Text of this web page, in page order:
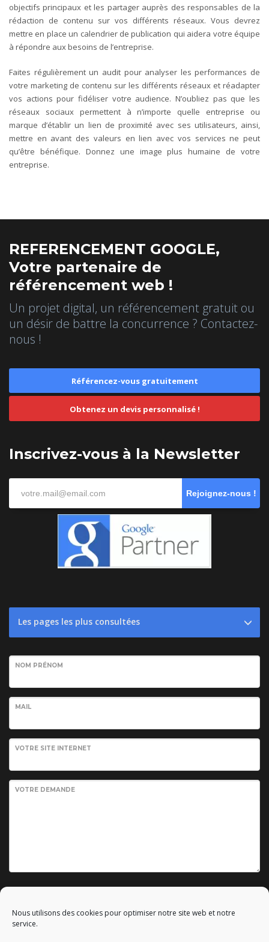
Nous utilisons des cookies pour optimiser notre site web et notre
service.
objectifs principaux et les partager auprès des responsables de la
rédaction de contenu sur vos différents réseaux. Vous devrez
mettre en place un calendrier de publication qui aidera votre équipe
à répondre aux besoins de l’entreprise.
Faites régulièrement un audit pour analyser les performances de
votre marketing de contenu sur les différents réseaux et réadapter
vos actions pour fidéliser votre audience. N’oubliez pas que les
réseaux sociaux permettent à n’importe quelle entreprise ou
marque d’établir un lien de proximité avec ses utilisateurs, ainsi,
mettre en avant des valeurs en lien avec vos services ne peut
qu’être bénéfique. Donnez une image plus humaine de votre
entreprise.
REFERENCEMENT GOOGLE,
Votre partenaire de
référencement web !
Un projet digital, un référencement gratuit ou
un désir de battre la concurrence ? Contactez-
nous !
Référencez-vous gratuitement
Obtenez un devis personnalisé !
Inscrivez-vous à la Newsletter
Rejoignez-nous !
Les pages les plus consultées
NOM PRÉNOM
MAIL
VOTRE SITE INTERNET
VOTRE DEMANDE